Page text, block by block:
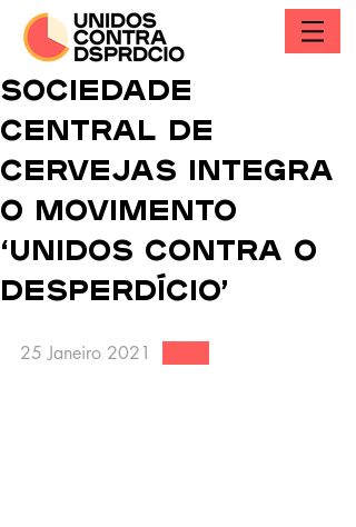
SOCIEDADE
CENTRAL DE
CERVEJAS INTEGRA
O MOVIMENTO
‘UNIDOS CONTRA O
DESPERDÍCIO’
25 Janeiro 2021